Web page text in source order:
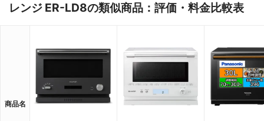
レンジ ER-LD8の類似商品：評価・料金比較表
商品名